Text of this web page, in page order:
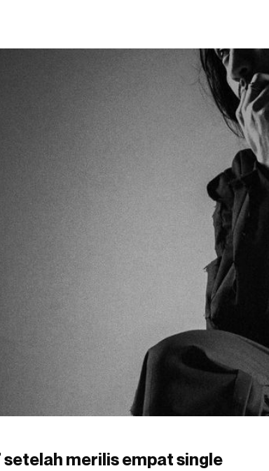
setelah merilis empat single